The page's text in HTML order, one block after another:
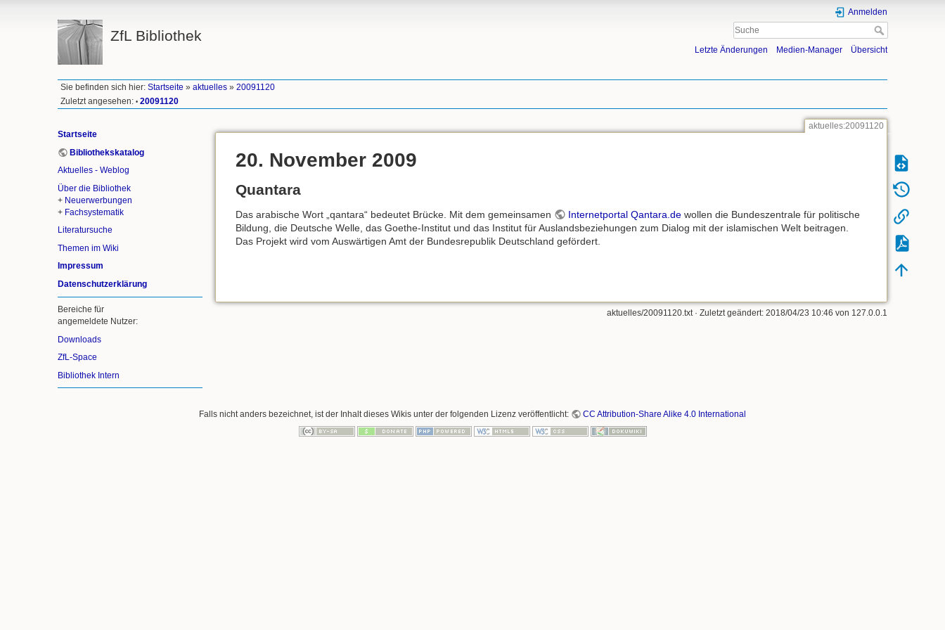
ZfL Bibliothek
Anmelden
Letzte Änderungen Medien-Manager Übersicht
Sie befinden sich hier:Startseite »aktuelles »20091120
Zuletzt angesehen: • 20091120
Startseite
Bibliothekskatalog
Aktuelles - Weblog
Über die Bibliothek
+ Neuerwerbungen
+ Fachsystematik
Literatursuche
Themen im Wiki
Impressum
Datenschutzerklärung
Bereiche für
angemeldete Nutzer:
Downloads
ZfL-Space
Bibliothek Intern
aktuelles:20091120
20. November 2009
Quantara
Das arabische Wort „qantara“ bedeutet Brücke. Mit dem gemeinsamen Internetportal Qantara.dewollen die Bundeszentrale für politische
Bildung, die Deutsche Welle, das Goethe-Institut und das Institut für Auslandsbeziehungen zum Dialog mit der islamischen Welt beitragen.
Das Projekt wird vom Auswärtigen Amt der Bundesrepublik Deutschland gefördert.
aktuelles/20091120.txt· Zuletzt geändert: 2018/04/23 10:46 von 127.0.0.1
Falls nicht anders bezeichnet, ist der Inhalt dieses Wikis unter der folgenden Lizenz veröffentlicht: CC Attribution-Share Alike 4.0 International